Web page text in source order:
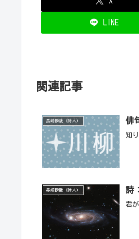
LINE
関連記事
長崎瞬哉（詩人） 俳
知
長崎瞬哉（詩人） 詩
君